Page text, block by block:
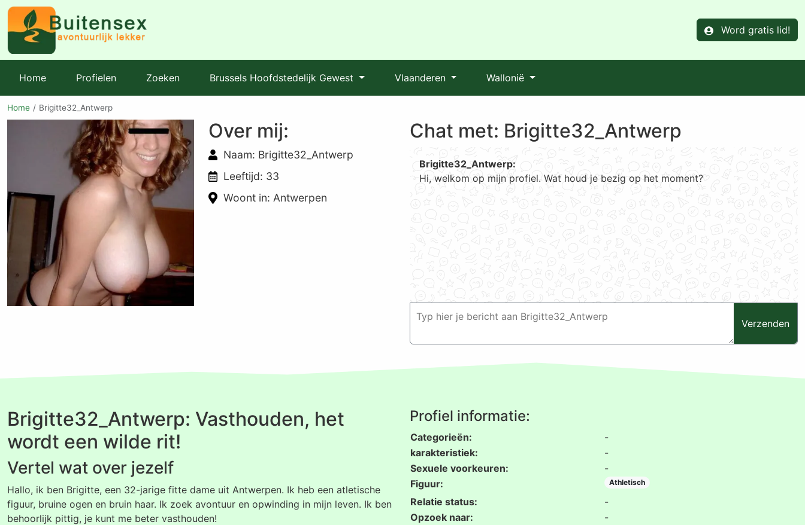
Word gratis lid!
Home Profielen Zoeken Brussels Hoofdstedelijk Gewest Vlaanderen Wallonië
Home Brigitte32_Antwerp
Over mij:
Naam: Brigitte32_Antwerp
Leeftijd: 33
Woont in: Antwerpen
Chat met: Brigitte32_Antwerp
Brigitte32_Antwerp:
Hi, welkom op mijn profiel. Wat houd je bezig op het moment?
Verzenden
Brigitte32_Antwerp: Vasthouden, het
wordt een wilde rit!
Vertel wat over jezelf
Hallo, ik ben Brigitte, een 32-jarige fitte dame uit Antwerpen. Ik heb een atletische
figuur, bruine ogen en bruin haar. Ik zoek avontuur en opwinding in mijn leven. Ik ben
behoorlijk pittig, je kunt me beter vasthouden!
Profiel informatie:
Categorieën:
-
karakteristiek:
-
Sexuele voorkeuren:
-
Figuur:
Athletisch
Relatie status:
-
Opzoek naar:
-